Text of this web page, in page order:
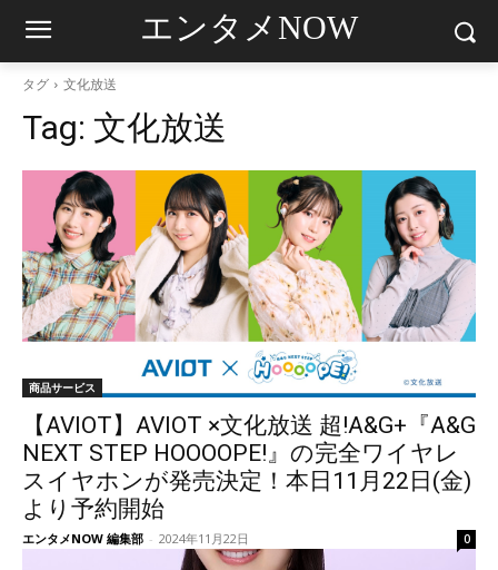
エンタメNOW
タグ 文化放送
Tag: 文化放送
商品サービス
【AVIOT】AVIOT ×文化放送 超!A&G+『A&G
NEXT STEP HOOOOPE!』の完全ワイヤレ
スイヤホンが発売決定！本日11月22日(金)
より予約開始
エンタメNOW 編集部 - 2024年11月22日 0